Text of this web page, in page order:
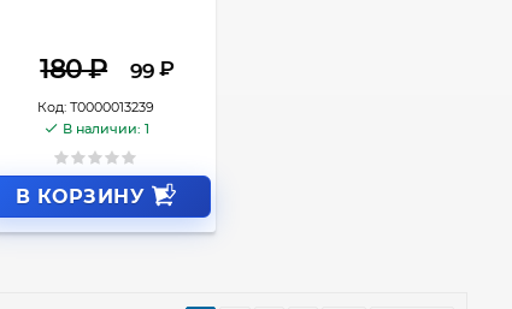
180₽ 99 ₽
Код: Т0000013239
В наличии: 1
В КОРЗИНУ